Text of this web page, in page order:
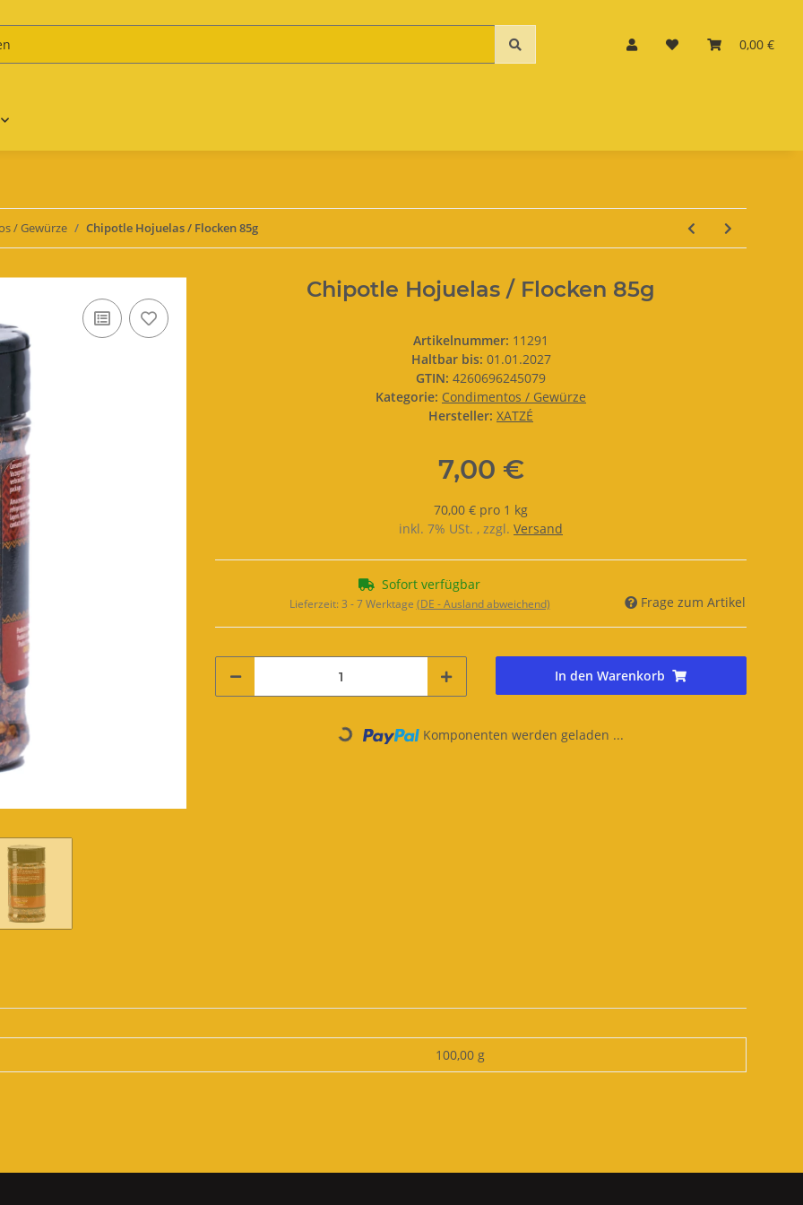
0,00 €
/ Gewürze Chipotle Hojuelas / Flocken 85g
Chipotle Hojuelas / Flocken 85g
Artikelnummer: 11291
Haltbar bis: 01.01.2027
GTIN: 4260696245079
Kategorie: Condimentos / Gewürze
Hersteller: XATZÉ
7,00 €
70,00 € pro 1 kg
inkl. 7% USt. , zzgl. Versand
Sofort verfügbar
Lieferzeit: 3 - 7 Werktage (DE - Ausland abweichend) Frage zum Artikel
In den Warenkorb
Loading... Komponenten werden geladen ...
100,00 g